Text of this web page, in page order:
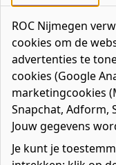
Mavo / havo /
Contact
Over ons
Bedrijven
Favorieten0
Mijn ROC
Zoeken
ROC Nijmegen
cookies om de
advertenties te
cookies (Google
marketingcookies
Snapchat, Adform,
Jouw gegevens
Je kunt je